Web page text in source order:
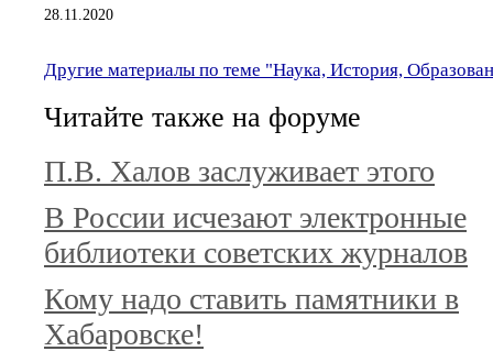
28.11.2020
Другие материалы по теме "Наука, История,
Читайте также на форуме
П.В. Халов заслуживает этого
В России исчезают электронные
библиотеки советских журналов
Кому надо ставить памятники в
Хабаровске!